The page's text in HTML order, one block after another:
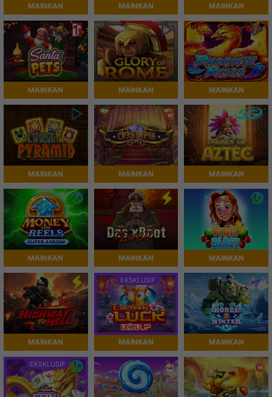
MAINKAN MAINKAN MAINKAN
MAINKAN MAINKAN MAINKAN
MAINKAN MAINKAN MAINKAN
MAINKAN MAINKAN MAINKAN
MAINKAN
EKSKLUSIF
MAINKAN MAINKAN
EKSKLUSIF